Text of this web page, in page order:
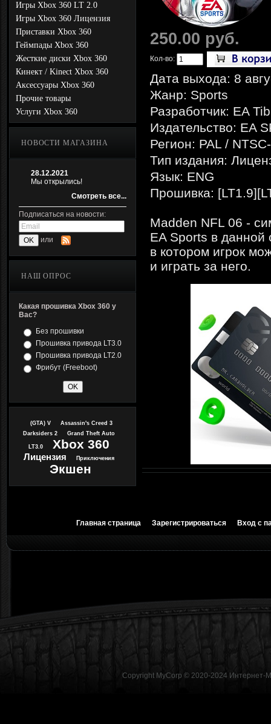
Игры Xbox 360 LT 2.0
Игры Xbox 360 Лицензия
Приставки Xbox 360
Геймпады Xbox 360
Жесткие диски Xbox 360
Кинект / Kinect Xbox 360
Аксессуары Xbox 360
Прочие товары
Услуги Xbox 360
НОВОСТИ МАГАЗИНА
28.12.2021
Мы открылись!
Смотреть все...
Подписаться на новости:
или
НАШ ОПРОС
Какая прошивка Xbox 360 у
Вас?
Без прошивки
Прошивка привода LT3.0
Прошивка привода LT2.0
Фрибут (Freeboot)
(GTA) V
Assassin's Creed 3
Darksiders 2
Grand Theft Auto
LT3.0 Xbox 360
Лицензия Приключения
Экшен
250.00 руб.
Кол-во:
Дата выхода: 8
Жанр: Sports
Разработчик: EA
Издательство: EA
Регион: PAL /
Тип издания:
Язык: ENG
Прошивка:
Madden NFL 06 -
EA Sports в данной
в котором игрок
и играть за него.
Главная страница Зарегистрироваться Вход с
Copyright MyCorp © 2020-2024 Интернет-